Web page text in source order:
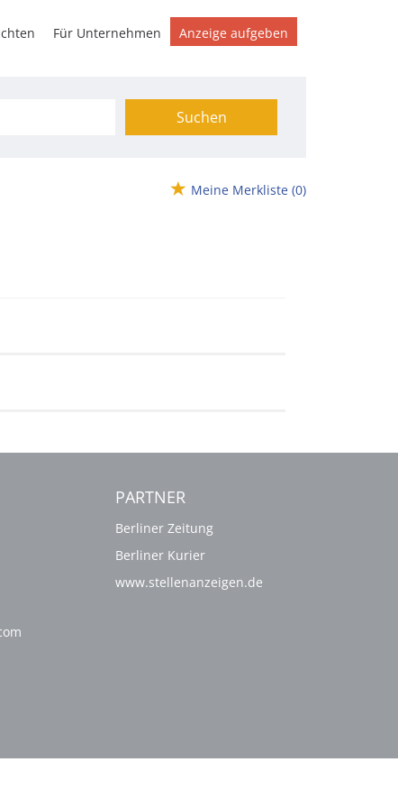
Für Unternehmen Anzeige aufgeben
Suchen
Meine Merkliste (0)
PARTNER
Berliner Zeitung
Berliner Kurier
www.stellenanzeigen.de